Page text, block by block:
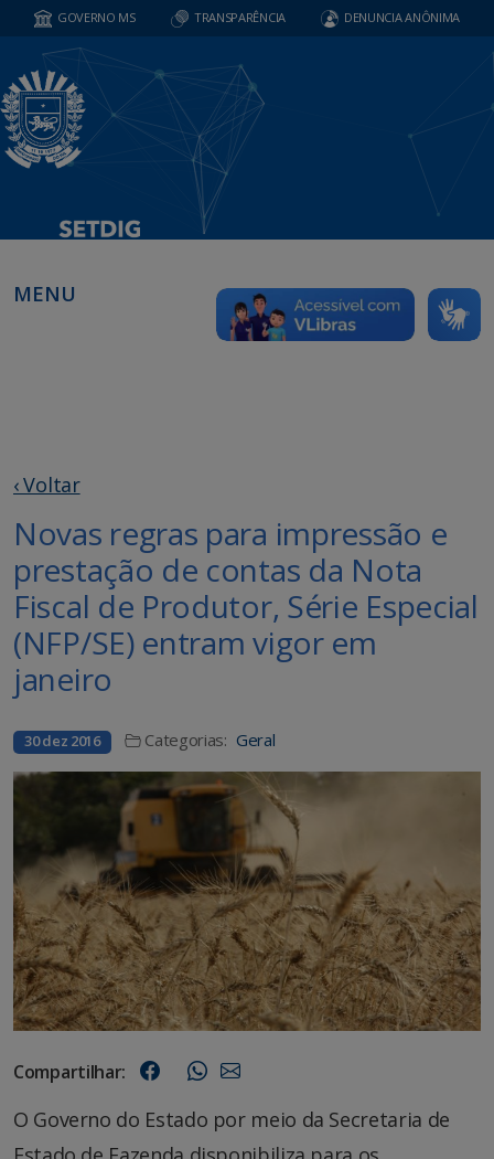
GOVERNO MS TRANSPARÊNCIA DENUNCIA ANÔNIMA
MENU
‹ Voltar
Novas regras para impressão e
prestação de contas da Nota
Fiscal de Produtor, Série Especial
(NFP/SE) entram vigor em
janeiro
30 dez 2016 Categorias: Geral
Compartilhar:
O Governo do Estado por meio da Secretaria de